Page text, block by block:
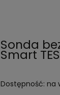
Sonda
Smart
Dostępność: na